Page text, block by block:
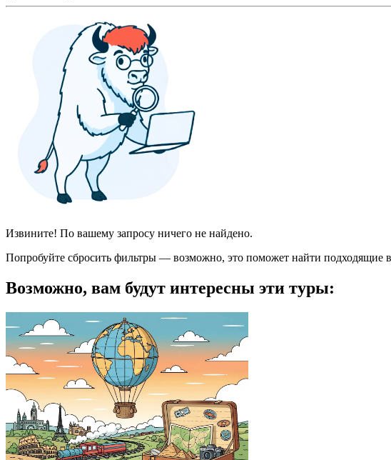
Извините! По вашему запросу ничего не найдено.
Попробуйте сбросить фильтры — возможно, это поможет найти подходящие
Возможно, вам будут интересны эти туры: